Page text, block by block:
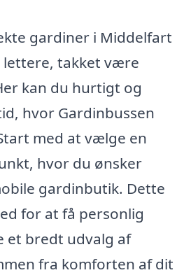
gardiner i Middelfart
takket være
kan du hurtigt og
hvor Gardinbussen
med at vælge en
hvor du ønsker
gardinbutik. Dette
for at få personlig
et bredt udvalg af
fra komforten af dit